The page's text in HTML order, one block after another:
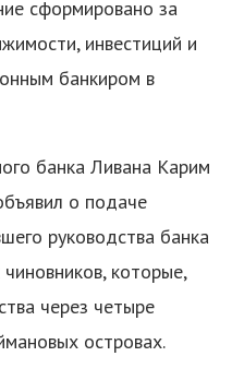
сформировано за
инвестиций и
банкиром в
банка Ливана Карим
о подаче
руководства банка
которые,
через четыре
островах.